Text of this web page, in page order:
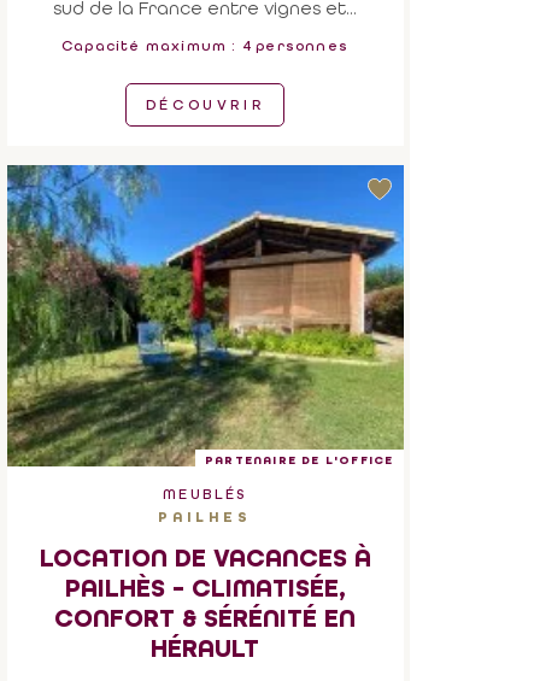
sud de la France entre vignes et...
Capacité maximum : 4 personnes
DÉCOUVRIR
PARTENAIRE DE L'OFFICE
MEUBLÉS
PAILHES
LOCATION DE VACANCES À
PAILHÈS – CLIMATISÉE,
CONFORT & SÉRÉNITÉ EN
HÉRAULT